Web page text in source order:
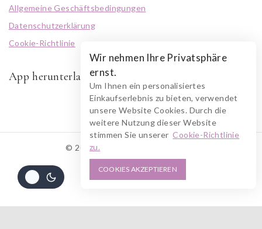
Allgemeine Geschäftsbedingungen
Datenschutzerklärung
Cookie-Richtlinie
App herunterladen
© 2026 RUSZOLOTO Akzenz
Wir nehmen Ihre Privatsphäre
ernst.
Um Ihnen ein personalisiertes
Einkaufserlebnis zu bieten, verwendet
unsere Website Cookies. Durch die
weitere Nutzung dieser Website
stimmen Sie unsererCookie-Richtlinie
zu.
COOKIES AKZEPTIEREN